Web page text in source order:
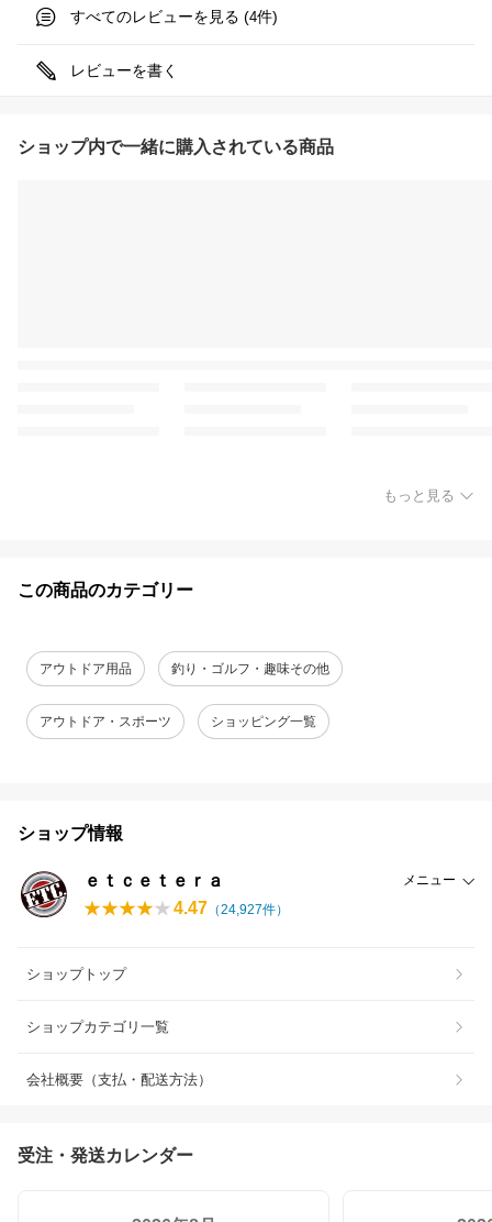
すべてのレビューを見る (4件)
レビューを書く
ショップ内で一緒に購入されている商品
もっと見る
この商品のカテゴリー
アウトドア用品 釣り・ゴルフ・趣味その他
アウトドア・スポーツ ショッピング一覧
ショップ情報
ｅｔｃｅｔｅｒａ メニュー
4.47 （24,927件）
ショップトップ
ショップカテゴリ一覧
会社概要（支払・配送方法）
受注・発送カレンダー